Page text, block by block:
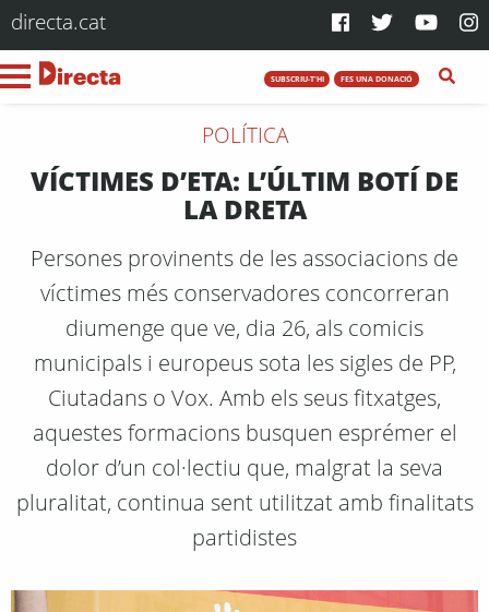
directa.cat
SUBSCRIU-T'HI FES UNA DONACIÓ
POLÍTICA
VÍCTIMES D’ETA: L’ÚLTIM BOTÍ DE
LA DRETA
Persones provinents de les associacions de
víctimes més conservadores concorreran
diumenge que ve, dia 26, als comicis
municipals i europeus sota les sigles de PP,
Ciutadans o Vox. Amb els seus fitxatges,
aquestes formacions busquen esprémer el
dolor d’un col·lectiu que, malgrat la seva
pluralitat, continua sent utilitzat amb finalitats
partidistes